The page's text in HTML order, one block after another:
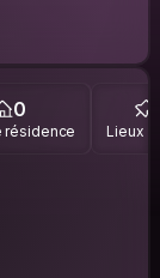
0
résidence Lieux